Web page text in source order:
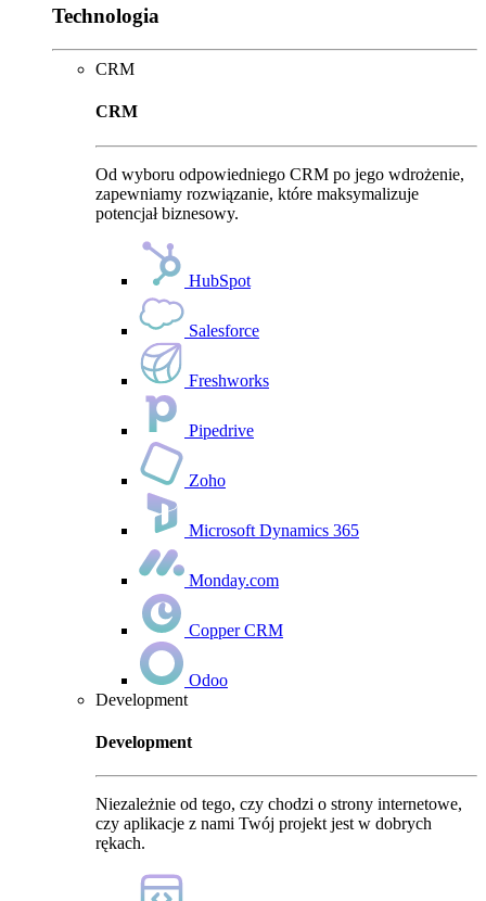
Technologia
CRM
CRM
Od wyboru odpowiedniego CRM po jego wdrożenie,
zapewniamy rozwiązanie, które maksymalizuje
potencjał biznesowy.
HubSpot
Salesforce
Freshworks
Pipedrive
Zoho
Microsoft Dynamics 365
Monday.com
Copper CRM
Odoo
Development
Development
Niezależnie od tego, czy chodzi o strony internetowe,
czy aplikacje z nami Twój projekt jest w dobrych
rękach.